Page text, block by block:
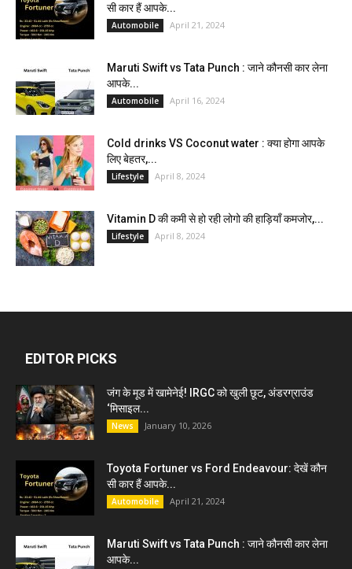
सी कार हैं आपके...
Automobile April 21, 2024
Maruti Swift vs Tata Punch : जाने कौनसी कार लेना
आपके...
Automobile April 16, 2024
Cold drinks VS Coconut water : क्या होगा आपके
लिए बेहतर,...
Lifestyle April 8, 2024
Vitamin D की कमी से हो रही लोगो की हाड़ियाँ कमजोर,...
Lifestyle April 8, 2024
EDITOR PICKS
जंग के मूड में खामेनेई! IRGC को खुली छूट, अंडरग्राउंड
‘मिसाइल...
News January 10, 2026
Toyota Fortuner vs Ford Endeavour: देखें कौन
सी कार हैं आपके...
Automobile April 21, 2024
Maruti Swift vs Tata Punch : जाने कौनसी कार लेना
आपके...